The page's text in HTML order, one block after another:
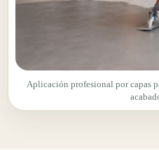
Aplicación profesional por capas